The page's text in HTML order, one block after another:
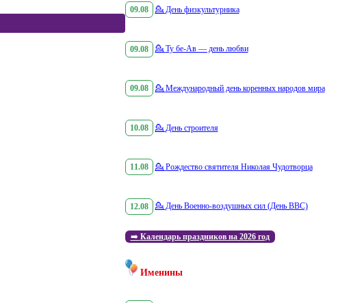
09.08 💁 День физкультурника
09.08 💁 Ту бе-Ав — день любви
09.08 💁 Международный день коренных народов мира
10.08 💁 День строителя
11.08 💁 Рождество святителя Николая Чудотворца
12.08 💁 День Военно-воздушных сил (День ВВС)
➡️ Календарь праздников на 2026 год
Именины